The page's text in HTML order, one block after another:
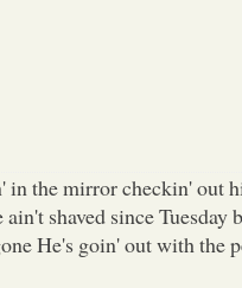
in the mirror checkin' out
ain't shaved since
He's goin' out with the